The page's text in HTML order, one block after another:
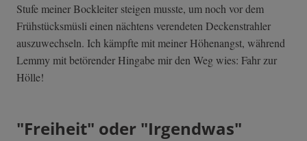
Stufe meiner Bockleiter steigen musste, um noch vor dem
Frühstücksmüsli einen nächtens verendeten Deckenstrahler
auszuwechseln. Ich kämpfte mit meiner Höhenangst, während
Lemmy mit betörender Hingabe mir den Weg wies: Fahr zur
Hölle!
"Freiheit" oder "Irgendwas"